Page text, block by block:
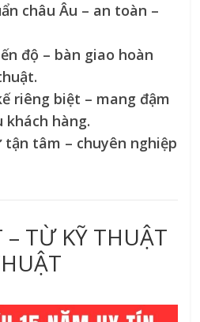
châu Âu – an toàn –
độ – bàn giao hoàn
riêng biệt – mang đậm
khách hàng.
tâm – chuyên nghiệp
– TỪ KỸ THUẬT